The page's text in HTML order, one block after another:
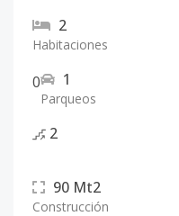
2
Habitaciones
0 1
Parqueos
2
90 Mt2
Construcción